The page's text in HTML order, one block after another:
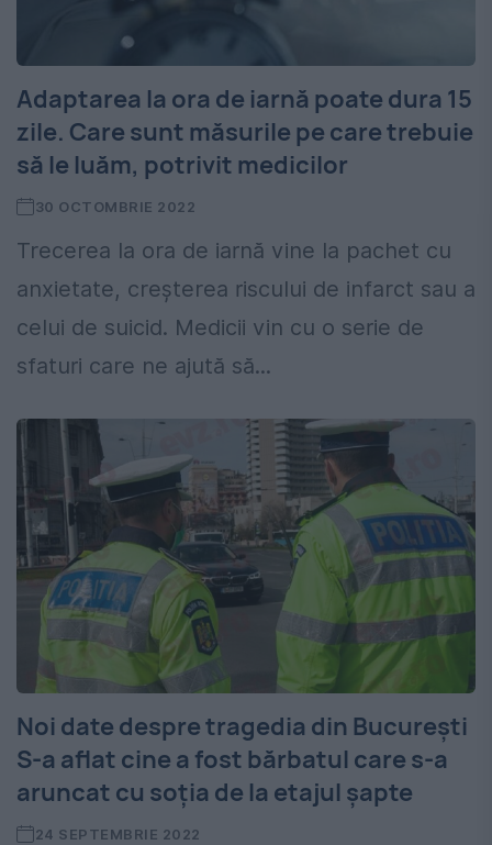
Adaptarea la ora de iarnă poate dura 15
zile. Care sunt măsurile pe care trebuie
să le luăm, potrivit medicilor
30 OCTOMBRIE 2022
Trecerea la ora de iarnă vine la pachet cu
anxietate, creșterea riscului de infarct sau a
celui de suicid. Medicii vin cu o serie de
sfaturi care ne ajută să...
Noi date despre tragedia din București
S-a aflat cine a fost bărbatul care s-a
aruncat cu soția de la etajul șapte
24 SEPTEMBRIE 2022